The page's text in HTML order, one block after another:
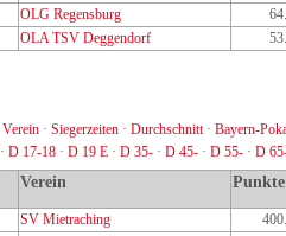
OLG Regensburg
OLA TSV Deggendorf
Verein · Siegerzeiten · Durchschnitt· Bayern-
· D 17-18 · D 19 E · D 35- · D 45- · D 55- · D
Verein Punkte
SV Mietraching